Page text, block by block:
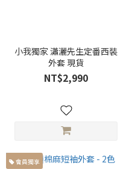
小我獨家 瀟灑先生定番西裝
外套 現貨
NT$2,990
會員獨享